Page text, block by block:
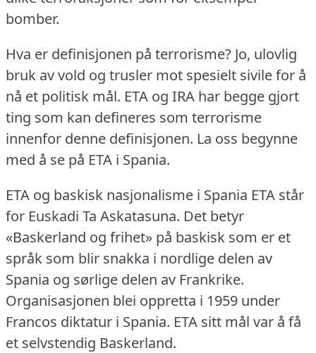
bomber.
Hva er definisjonen på terrorisme? Jo, ulovlig
bruk av vold og trusler mot spesielt sivile for å
nå et politisk mål. ETA og IRA har begge gjort
ting som kan defineres som terrorisme
innenfor denne definisjonen. La oss begynne
med å se på ETA i Spania.
ETA og baskisk nasjonalisme i Spania ETA står
for Euskadi Ta Askatasuna. Det betyr
«Baskerland og frihet» på baskisk som er et
språk som blir snakka i nordlige delen av
Spania og sørlige delen av Frankrike.
Organisasjonen blei oppretta i 1959 under
Francos diktatur i Spania. ETA sitt mål var å få
et selvstendig Baskerland.